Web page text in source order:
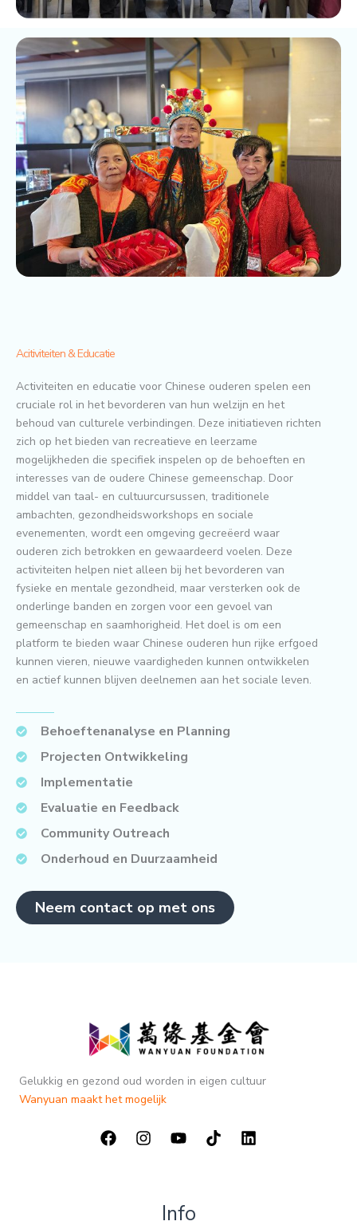
Acitiviteiten & Educatie
Activiteiten en educatie voor Chinese ouderen spelen een
cruciale rol in het bevorderen van hun welzijn en het
behoud van culturele verbindingen. Deze initiatieven richten
zich op het bieden van recreatieve en leerzame
mogelijkheden die specifiek inspelen op de behoeften en
interesses van de oudere Chinese gemeenschap. Door
middel van taal- en cultuurcursussen, traditionele
ambachten, gezondheidsworkshops en sociale
evenementen, wordt een omgeving gecreëerd waar
ouderen zich betrokken en gewaardeerd voelen. Deze
activiteiten helpen niet alleen bij het bevorderen van
fysieke en mentale gezondheid, maar versterken ook de
onderlinge banden en zorgen voor een gevoel van
gemeenschap en saamhorigheid. Het doel is om een
platform te bieden waar Chinese ouderen hun rijke erfgoed
kunnen vieren, nieuwe vaardigheden kunnen ontwikkelen
en actief kunnen blijven deelnemen aan het sociale leven.
Behoeftenanalyse en Planning
Projecten Ontwikkeling
Implementatie
Evaluatie en Feedback
Community Outreach
Onderhoud en Duurzaamheid
Neem contact op met ons
Gelukkig en gezond oud worden in eigen cultuur
Wanyuan maakt het mogelijk
Info